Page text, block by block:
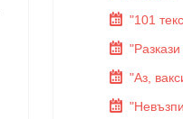
"101
"Аз,